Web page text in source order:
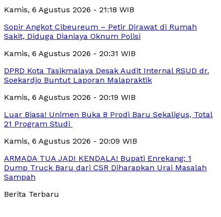
Kamis, 6 Agustus 2026 - 21:18 WIB
Sopir Angkot Cibeureum – Petir Dirawat di Rumah
Sakit, Diduga Dianiaya Oknum Polisi
Kamis, 6 Agustus 2026 - 20:31 WIB
DPRD Kota Tasikmalaya Desak Audit Internal RSUD dr.
Soekardjo Buntut Laporan Malapraktik
Kamis, 6 Agustus 2026 - 20:19 WIB
Luar Biasa! Unimen Buka 8 Prodi Baru Sekaligus, Total
21 Program Studi
Kamis, 6 Agustus 2026 - 20:09 WIB
ARMADA TUA JADI KENDALA! Bupati Enrekang: 1
Dump Truck Baru dari CSR Diharapkan Urai Masalah
Sampah
Berita Terbaru